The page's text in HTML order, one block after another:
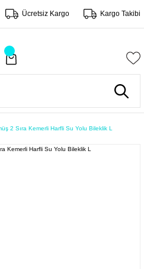
Ücretsiz Kargo Kargo Takibi
2 Sıra Kemerli Harfli Su Yolu Bileklik L